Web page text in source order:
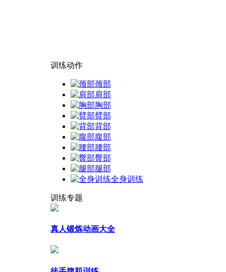
训练动作
颈部
肩部
胸部
臂部
背部
腹部
腰部
臀部
腿部
全身训练
训练专题
真人锻炼动画大全